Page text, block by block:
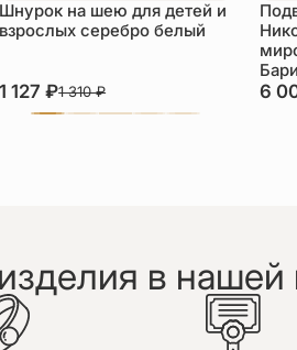
Шнурок на шею для детей и
взрослых серебро белый
1 127₽1 310₽
Бари
6
в нашей